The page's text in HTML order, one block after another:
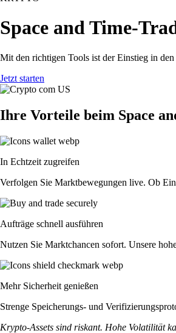
Space and Time-
Mit den richtigen Tools ist der Einstieg in
Jetzt starten
Ihre Vorteile beim Space
In Echtzeit zugreifen
Verfolgen Sie Marktbewegungen live. Ob
Aufträge schnell ausführen
Nutzen Sie Marktchancen sofort. Unsere
Mehr Sicherheit genießen
Strenge Speicherungs- und
Krypto-Assets sind riskant. Hohe Volatilität